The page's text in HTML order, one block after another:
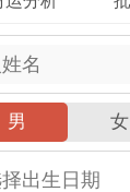
的其他干支与
定更合理的规划
扮演着重要的
男 女